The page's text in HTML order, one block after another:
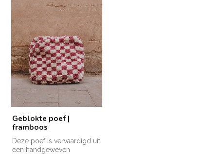
Geblokte poef |
framboos
Deze poef is vervaardigd uit
een handgeweven